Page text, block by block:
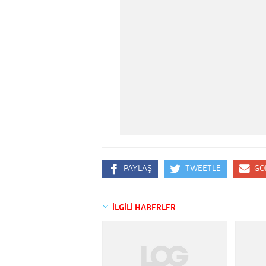
PAYLAŞ TWEETLE
İLGİLİ HABERLER